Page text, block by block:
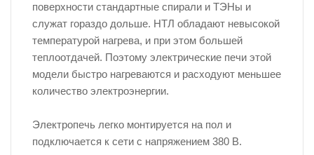
поверхности стандартные спирали и ТЭНы и
служат гораздо дольше. НТЛ обладают невысокой
температурой нагрева, и при этом большей
теплоотдачей. Поэтому электрические печи этой
модели быстро нагреваются и расходуют меньшее
количество электроэнергии.
Электропечь легко монтируется на пол и
подключается к сети с напряжением 380 В.